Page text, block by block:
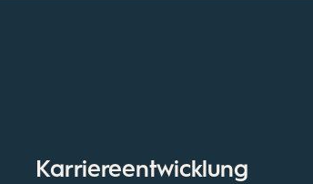
Karriereentwicklung